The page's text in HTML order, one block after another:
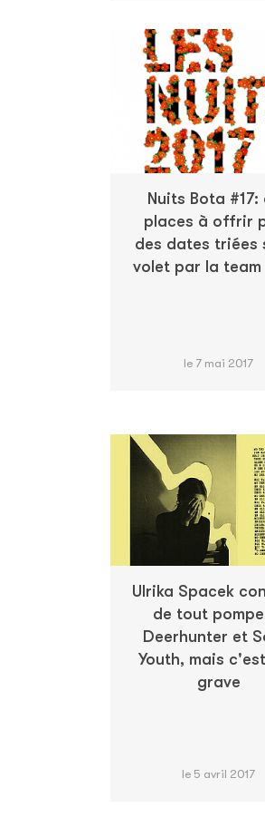
Nuits Bota #17:
places à offrir
des dates triées
volet par la team
le 7 mai 2017
Ulrika Spacek
de tout
Deerhunter et
Youth, mais
grave
le 5 avril 2017